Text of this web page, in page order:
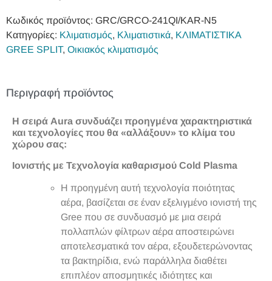
Κωδικός προϊόντος: GRC/GRCO‐241QI/KAR‐N5
Κατηγορίες: Κλιματισμός, Κλιματιστικά, ΚΛΙΜΑΤΙΣΤΙΚΑ
GREE SPLIT, Οικιακός κλιματισμός
Περιγραφή προϊόντος
Η σειρά Aura συνδυάζει προηγμένα χαρακτηριστικά
και τεχνολογίες που θα «αλλάξουν» το κλίμα του
χώρου σας:
Ιονιστής με Τεχνολογία καθαρισμού Cold Plasma
Η προηγμένη αυτή τεχνολογία ποιότητας
αέρα, βασίζεται σε έναν εξελιγμένο ιονιστή της
Gree που σε συνδυασμό με μια σειρά
πολλαπλών φίλτρων αέρα αποστειρώνει
αποτελεσματικά τον αέρα, εξουδετερώνοντας
τα βακτηρίδια, ενώ παράλληλα διαθέτει
επιπλέον αποσμητικές ιδιότητες και